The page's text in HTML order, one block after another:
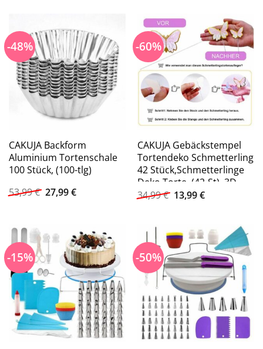
-48%
CAKUJA Backform
Aluminium Tortenschale
100 Stück, (100-tlg)
53,99€ Ursprünglicher
Preis
27,99€Aktueller
-60%
CAKUJA Gebäckstempel
Tortendeko Schmetterling
42 Stück,Schmetterlinge
Deko Torte, (42-St), 3D
Tortendeko Für
34,99€ Ursprünglicher
Preis
13,99€Aktueller
-15% -50%